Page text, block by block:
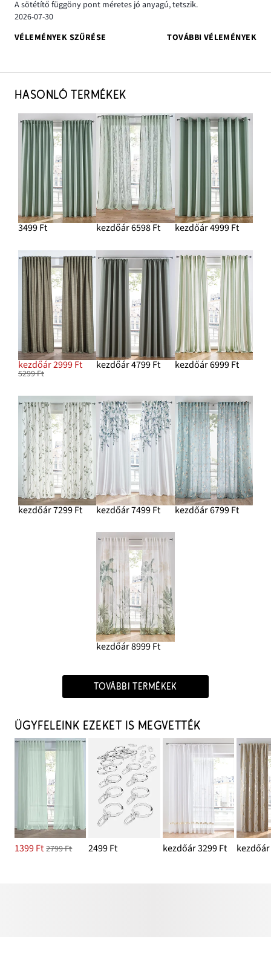
A sötétítő függöny pont méretes jó anyagú, tetszik.
2026-07-30
VÉLEMÉNYEK SZŰRÉSE
TOVÁBBI VÉLEMÉNYEK
HASONLÓ TERMÉKEK
3499 Ft kezdőár 6598 Ft kezdőár 4999 Ft
kezdőár 2999 Ft
5299 Ft
kezdőár 4799 Ft kezdőár 6999 Ft
kezdőár 7299 Ft kezdőár 7499 Ft kezdőár 6799 Ft
kezdőár 8999 Ft
TOVÁBBI TERMÉKEK
ÜGYFELEINK EZEKET IS MEGVETTÉK
1399 Ft 2799 Ft 2499 Ft kezdőár 3299 Ft